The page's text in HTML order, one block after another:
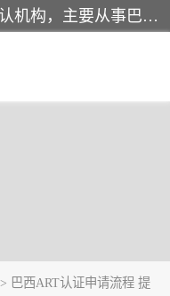
*是一家的测试、评估、检查与认机构，主要从事巴西NR10认证、NR12认证、NR13认证；ANATEL认证、INMTRO认证，欧盟CE认证：MD认证，PED认证，MID认证，ATEX认证，德国蓝色天使认证。
> 巴西ART认证申请流程 提